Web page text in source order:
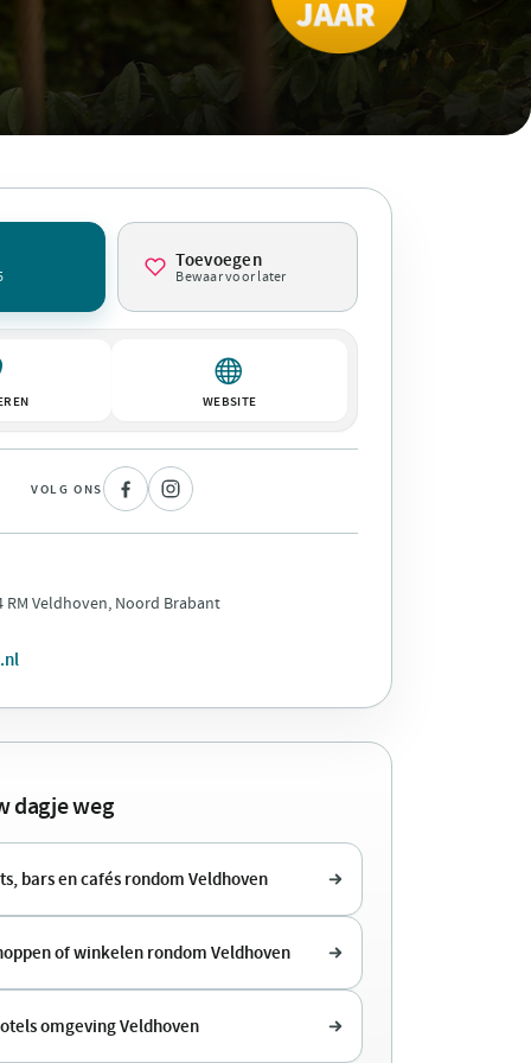
Toevoegen
Bewaar voor later
WEBSITE
VOLG ONS
RM Veldhoven, Noord Brabant
dagje weg
bars en cafés rondom Veldhoven
of winkelen rondom Veldhoven
omgeving Veldhoven